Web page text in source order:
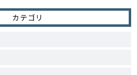
カテゴリ